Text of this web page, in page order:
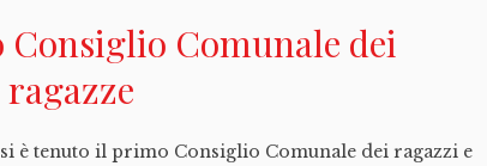
Comunale dei
è tenuto il primo Consiglio Comunale dei ragazzi e